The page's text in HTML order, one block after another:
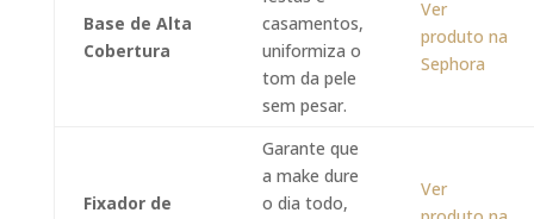
Base de Alta
Cobertura
casamentos,
uniformiza o
tom da pele
sem pesar.
Ver
produto na
Sephora
Fixador de
Garante que
a make dure
o dia todo,
Ver